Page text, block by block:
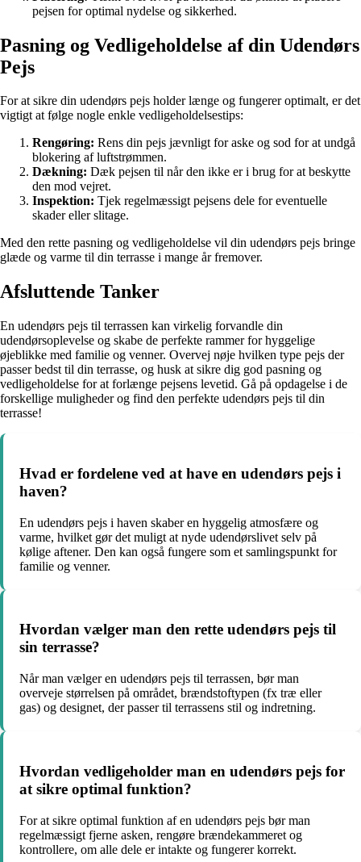
pejsen for optimal nydelse og sikkerhed.
Pasning og Vedligeholdelse af din Udendørs
Pejs
For at sikre din udendørs pejs holder længe og fungerer optimalt, er det
vigtigt at følge nogle enkle vedligeholdelsestips:
Rengøring: Rens din pejs jævnligt for aske og sod for at undgå
blokering af luftstrømmen.
Dækning: Dæk pejsen til når den ikke er i brug for at beskytte
den mod vejret.
Inspektion: Tjek regelmæssigt pejsens dele for eventuelle
skader eller slitage.
Med den rette pasning og vedligeholdelse vil din udendørs pejs bringe
glæde og varme til din terrasse i mange år fremover.
Afsluttende Tanker
En udendørs pejs til terrassen kan virkelig forvandle din
udendørsoplevelse og skabe de perfekte rammer for hyggelige
øjeblikke med familie og venner. Overvej nøje hvilken type pejs der
passer bedst til din terrasse, og husk at sikre dig god pasning og
vedligeholdelse for at forlænge pejsens levetid. Gå på opdagelse i de
forskellige muligheder og find den perfekte udendørs pejs til din
terrasse!
Hvad er fordelene ved at have en udendørs pejs i
haven?
En udendørs pejs i haven skaber en hyggelig atmosfære og
varme, hvilket gør det muligt at nyde udendørslivet selv på
kølige aftener. Den kan også fungere som et samlingspunkt for
familie og venner.
Hvordan vælger man den rette udendørs pejs til
sin terrasse?
Når man vælger en udendørs pejs til terrassen, bør man
overveje størrelsen på området, brændstoftypen (fx træ eller
gas) og designet, der passer til terrassens stil og indretning.
Hvordan vedligeholder man en udendørs pejs for
at sikre optimal funktion?
For at sikre optimal funktion af en udendørs pejs bør man
regelmæssigt fjerne asken, rengøre brændekammeret og
kontrollere, om alle dele er intakte og fungerer korrekt.